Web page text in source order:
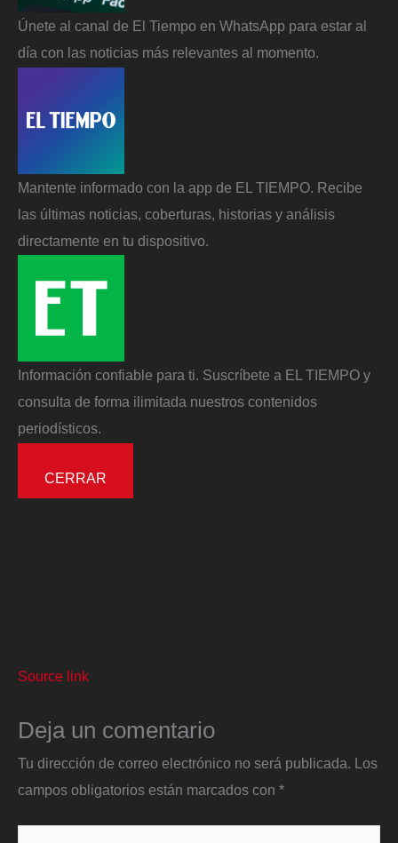
Únete al canal de El Tiempo en WhatsApp para estar al
día con las noticias más relevantes al momento.
Mantente informado con la app de EL TIEMPO. Recibe
las últimas noticias, coberturas, historias y análisis
directamente en tu dispositivo.
Información confiable para ti. Suscríbete a EL TIEMPO y
consulta de forma ilimitada nuestros contenidos
periodísticos.
CERRAR
Source link
Deja un comentario
Tu dirección de correo electrónico no será publicada.
Los
campos obligatorios están marcados con *